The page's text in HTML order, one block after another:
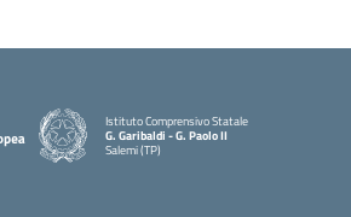
Istituto Comprensivo Statale
G. Garibaldi - G. Paolo II
Salemi (TP)